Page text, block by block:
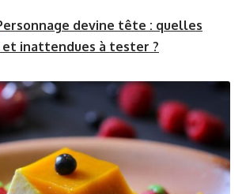
devine tête : quelles
et inattendues à tester ?